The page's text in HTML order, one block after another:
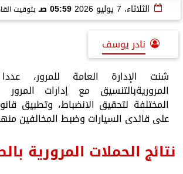
الثلاثاء، 7 يوليو 2026 05:59 صـ بتوقيت
نادر يوسف
شنت الإدارة العامة للمرور،
المروريةبالتنسيق مع إدارات المرور
المختلفة لتحقيق الانضباط، وتطبيق
على قائدى السيارات وضبط المخالفين
نتائج الحملات المرورية